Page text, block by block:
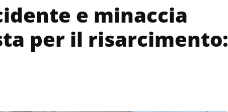
e minaccia
per il risarcimento: